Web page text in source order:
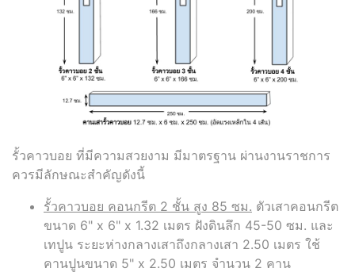
รั้วคาวบอย ที่มีความสวยงาม มีมาตรฐาน ผ่านงานราชการ
ควรมีลักษณะสำคัญดังนี้
รั้วคาวบอย คอนกรีต 2 ชั้น สูง 85 ซม. ตัวเสาคอนกรีต
ขนาด 6" x 6" x 1.32 เมตร ฝังดินลึก 45-50 ซม. และ
เทปูน ระยะห่างกลางเสาถึงกลางเสา 2.50 เมตร ใช้
คานปูนขนาด 5" x 2.50 เมตร จำนวน 2 คาน